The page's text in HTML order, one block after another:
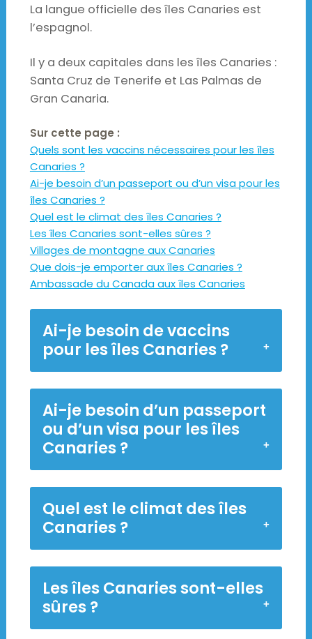
La langue officielle des îles Canaries est
l’espagnol.
Il y a deux capitales dans les îles Canaries :
Santa Cruz de Tenerife et Las Palmas de
Gran Canaria.
Sur cette page :
Quels sont les vaccins nécessaires pour les îles
Canaries ?
Ai-je besoin d’un passeport ou d’un visa pour les
îles Canaries ?
Quel est le climat des îles Canaries ?
Les îles Canaries sont-elles sûres ?
Villages de montagne aux Canaries
Que dois-je emporter aux îles Canaries ?
Ambassade du Canada aux îles Canaries
Ai-je besoin de vaccins
pour les îles Canaries ?
Ai-je besoin d’un passeport
ou d’un visa pour les îles
Canaries ?
Quel est le climat des îles
Canaries ?
Les îles Canaries sont-elles
sûres ?